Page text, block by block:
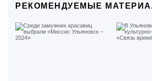
РЕКОМЕНДУЕМЫЕ